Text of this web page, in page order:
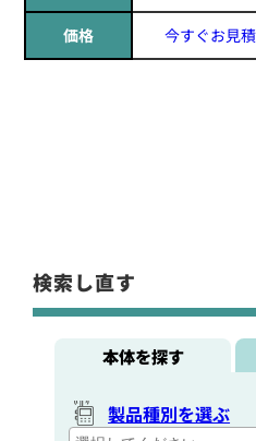
価格 今すぐお見
検索し直す
本体を探す
製品種別を選ぶ